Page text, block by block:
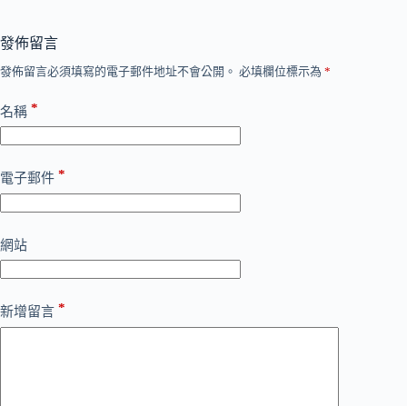
發佈留言
發佈留言必須填寫的電子郵件地址不會公開。 必填欄位標示為 *
名稱 *
電子郵件 *
網站
新增留言 *